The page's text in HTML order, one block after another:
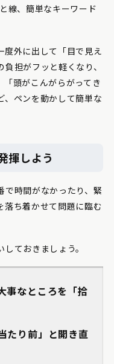
線、簡単なキーワード
度外に出して「目で見え
担がフッと軽くなり、
頭がこんがらがってき
、ペンを動かして簡単な
揮しよう
で時間がなかったり、緊
落ち着かせて問題に臨む
ておきましょう。
事なところを「拾
たり前」と開き直